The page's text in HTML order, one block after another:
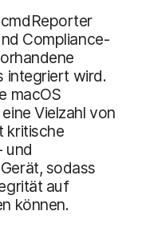
Compliance-
integriert wird.
macOS
Vielzahl von
kritische
und
sodass
auf
können.